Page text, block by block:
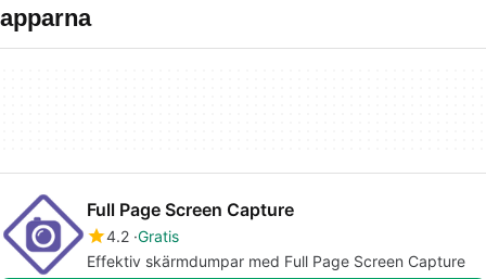
apparna
Full Page Screen Capture
4.2 Gratis
Effektiv skärmdumpar med Full Page Screen Capture